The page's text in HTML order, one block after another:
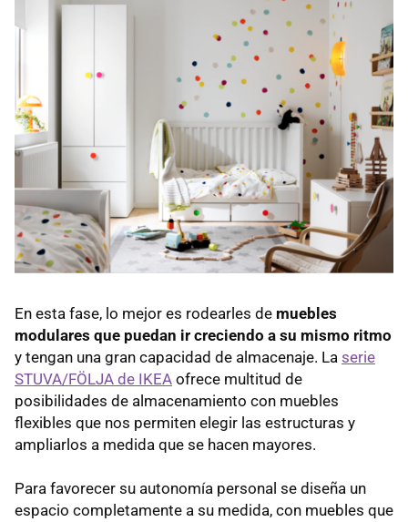
En esta fase, lo mejor es rodearles de muebles
modulares que puedan ir creciendo a su mismo ritmo
y tengan una gran capacidad de almacenaje. La serie
STUVA/FÖLJA de IKEA ofrece multitud de
posibilidades de almacenamiento con muebles
flexibles que nos permiten elegir las estructuras y
ampliarlos a medida que se hacen mayores.
Para favorecer su autonomía personal se diseña un
espacio completamente a su medida, con muebles que